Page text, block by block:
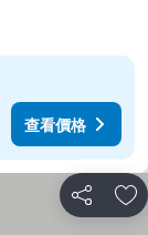
查看價格
分享 放